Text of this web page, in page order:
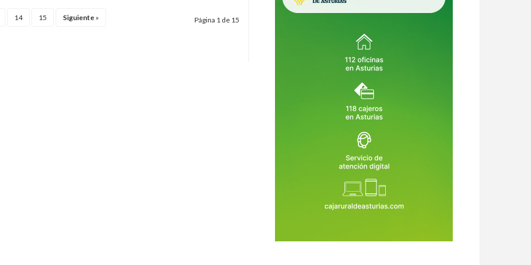
14 15 Siguiente » Página 1 de 15